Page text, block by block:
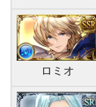
ロミオ